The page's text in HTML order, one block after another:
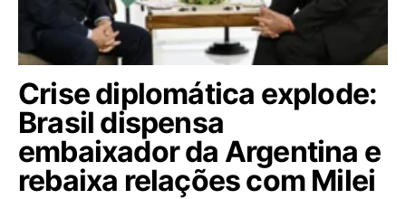
Crise diplomática explode:
Brasil dispensa
embaixador da Argentina e
rebaixa relações com Milei